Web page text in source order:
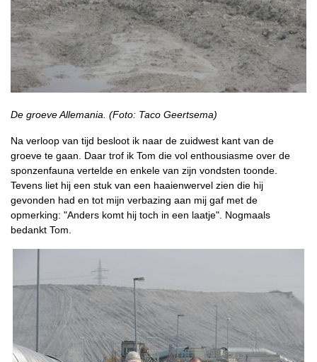
De groeve Allemania. (Foto: Taco Geertsema)
Na verloop van tijd besloot ik naar de zuidwest kant van de
groeve te gaan. Daar trof ik Tom die vol enthousiasme over de
sponzenfauna vertelde en enkele van zijn vondsten toonde.
Tevens liet hij een stuk van een haaienwervel zien die hij
gevonden had en tot mijn verbazing aan mij gaf met de
opmerking: "Anders komt hij toch in een laatje". Nogmaals
bedankt Tom.